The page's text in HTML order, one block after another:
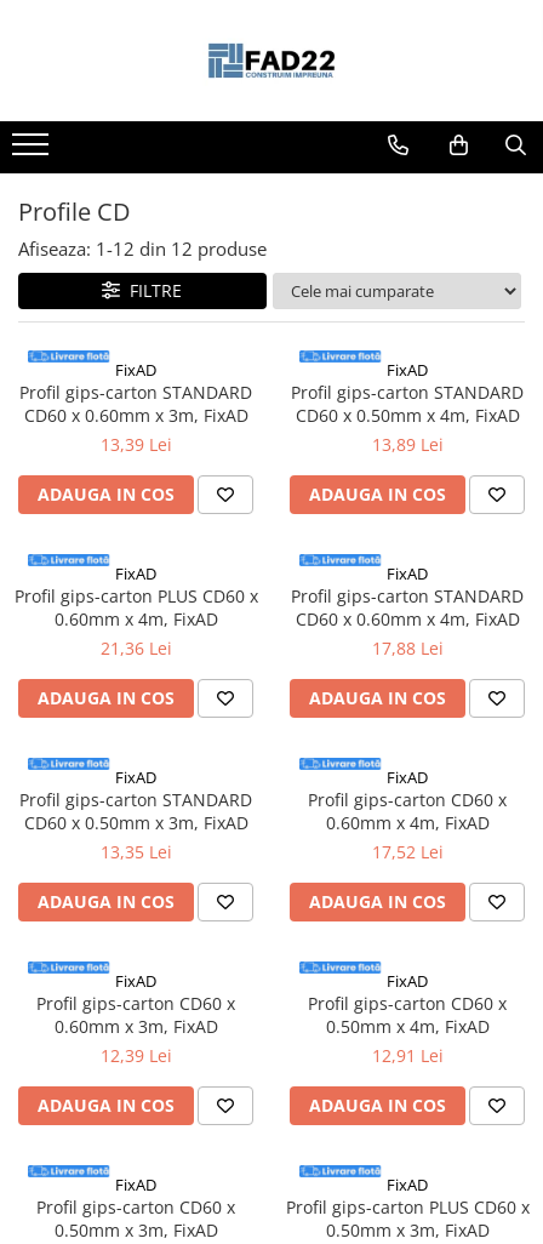
Materiale de constructii
Termoizolatii
Vata minerala
Accesorii termosistem
Lemn pentru constructii
Cherestea
Dusumea
Lambriu
Accesorii pentru cofraje
Materiale prafoase
Adezivi
Gleturi
Ipsos
Tencuieli decorative
Sape de egalizare, sape
industriale
Zidarie
Buiandrugi
Scule electrice
Masini de gaurit si insurubat
Polizoare unghiulare
Ferastraie circulare
Generatoare
Accesorii electrice
Amestecatoare electrice
Scule de mana
Surubelnite, clesti si chei
Ciocane si topoare
Profile CD
Afiseaza: 1-12 din 12 produse
FILTRE
FixAD
Profil gips-carton STANDARD
CD60 x 0.60mm x 3m, FixAD
13,39 Lei
ADAUGA IN COS
FixAD
Profil gips-carton STANDARD
CD60 x 0.50mm x 4m, FixAD
13,89 Lei
ADAUGA IN COS
FixAD
Profil gips-carton PLUS CD60 x
0.60mm x 4m, FixAD
21,36 Lei
ADAUGA IN COS
FixAD
Profil gips-carton STANDARD
CD60 x 0.60mm x 4m, FixAD
17,88 Lei
ADAUGA IN COS
FixAD
Profil gips-carton STANDARD
CD60 x 0.50mm x 3m, FixAD
13,35 Lei
ADAUGA IN COS
FixAD
Profil gips-carton CD60 x
0.60mm x 4m, FixAD
17,52 Lei
ADAUGA IN COS
FixAD
Profil gips-carton CD60 x
0.60mm x 3m, FixAD
12,39 Lei
ADAUGA IN COS
FixAD
Profil gips-carton CD60 x
0.50mm x 4m, FixAD
12,91 Lei
ADAUGA IN COS
FixAD
Profil gips-carton CD60 x
0.50mm x 3m, FixAD
FixAD
Profil gips-carton PLUS CD60 x
0.50mm x 3m, FixAD